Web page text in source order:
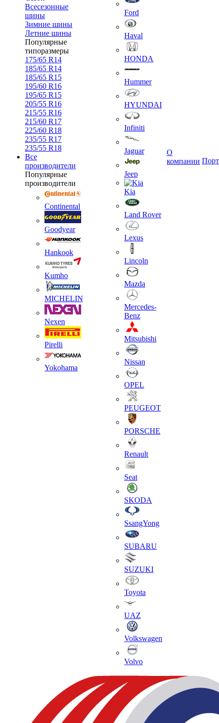
Всесезонные
шины
Зимние шины
Летние шины
Популярные
типоразмеры
175/65 R14
185/65 R14
185/65 R15
195/60 R16
195/65 R15
205/55 R16
215/55 R16
215/60 R17
225/60 R18
235/55 R17
235/55 R18
Все
производители
Популярные
производители
Continental
Goodyear
Hankook
Kumho
MICHELIN
Nexen
Pirelli
Yokohama
Ford
Haval
HONDA
Hummer
HYUNDAI
Infiniti
Jaguar
Jeep
Kia
Land Rover
Lexus
Lincoln
Mazda
Mercedes-
Benz
Mitsubishi
Nissan
OPEL
PEUGEOT
PORSCHE
Renault
Seat
SKODA
SsangYong
SUBARU
SUZUKI
Toyota
UAZ
Volkswagen
Volvo
О
компании